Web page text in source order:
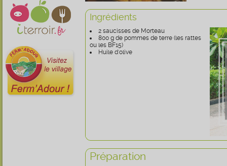
Ingrédients
2 saucisses de Morteau
800 g de pommes de terre (les rattes
ou les BF15)
Huile d'olive
Préparation